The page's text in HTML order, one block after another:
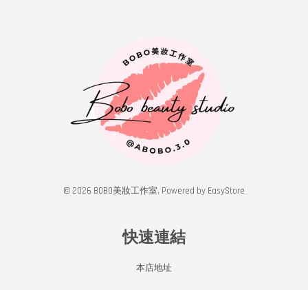
© 2026 BOBO美妝工作室. Powered by EasyStore
快速連結
本店地址